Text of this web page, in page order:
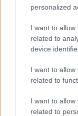
personalized
I want to
related to
device
I want to
related to
I want to
related to
μπασκίνας